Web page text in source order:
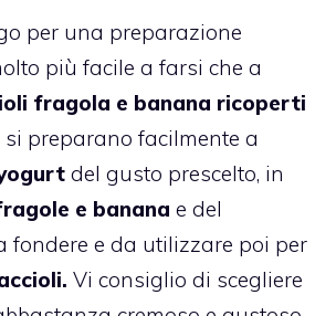
per una preparazione
più facile a farsi che a
fragola e banana ricoperti
si preparano facilmente a
del gusto prescelto, in
e banana e del
fondere e da utilizzare poi per
Vi consiglio di scegliere